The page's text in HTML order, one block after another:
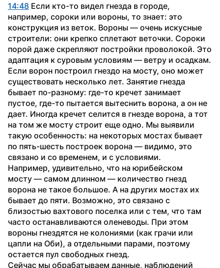
14:48 Если кто-то видел гнезда в городе,
например, сороки или вороны, то знает: это
конструкция из веток. Вороны — очень искусные
строители: они крепко сплетают веточки. Сороки
порой даже скрепляют постройки проволокой. Это
адаптация к суровым условиям — ветру и осадкам.
Если ворон построил гнездо на мосту, оно может
существовать несколько лет. Занятие гнезда
бывает по-разному: где-то кречет занимает
пустое, где-то пытается вытеснить ворона, а он не
дает. Иногда кречет селится в гнезде ворона, а тот
на том же мосту строит еще одно. Мы выявили
такую особенность: на некоторых мостах бывает
по пять-шесть построек ворона — видимо, это
связано и со временем, и с условиями.
Например, удивительно, что на юрибейском
мосту — самом длинном — количество гнезд
ворона не такое большое. А на других мостах их
бывает до пяти. Возможно, это связано с
близостью вахтового поселка или с тем, что там
часто останавливаются оленеводы. При этом
вороны гнездятся не колониями (как грачи или
цапли на Оби), а отдельными парами, поэтому
остается пул свободных гнезд.
Сейчас мы обрабатываем данные, наблюдений